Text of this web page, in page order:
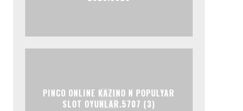
PINCO ONLINE KAZINO N POPULYAR
SLOT OYUNLAR.5707 (3)